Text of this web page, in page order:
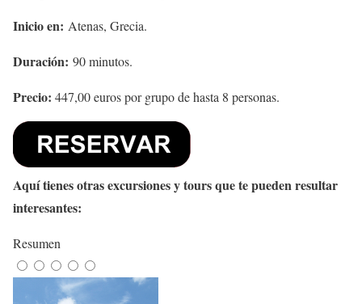
Inicio en: Atenas, Grecia.
Duración: 90 minutos.
Precio: 447,00 euros por grupo de hasta 8 personas.
Aquí tienes otras excursiones y tours que te pueden resultar
interesantes:
Resumen